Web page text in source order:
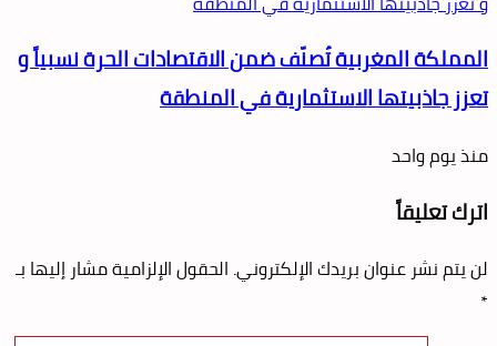
المملكة المغربية تُصنّف ضمن الاقتصادات الحرة نسبياً و
تعزز جاذبيتها الاستثمارية في المنطقة
منذ يوم واحد
اترك تعليقاً
لن يتم نشر عنوان بريدك الإلكتروني. الحقول الإلزامية مشار إليها بـ
*